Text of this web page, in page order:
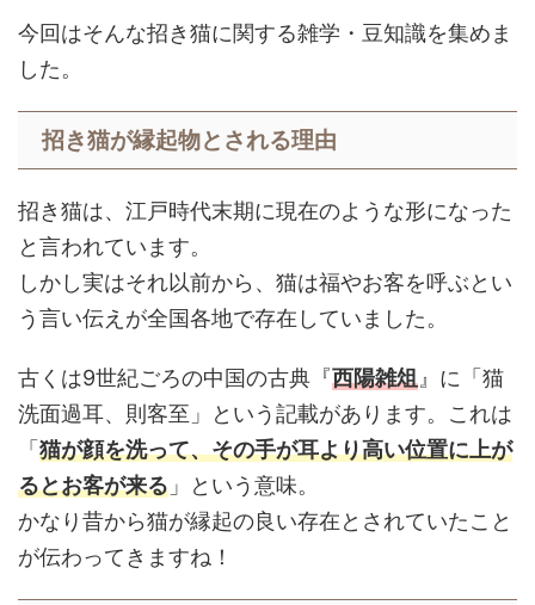
今回はそんな招き猫に関する雑学・豆知識を集めま
した。
招き猫が縁起物とされる理由
招き猫は、江戸時代末期に現在のような形になった
と言われています。
しかし実はそれ以前から、猫は福やお客を呼ぶとい
う言い伝えが全国各地で存在していました。
古くは9世紀ごろの中国の古典『西陽雑俎 』に「猫
洗面過耳、則客至」という記載があります。これは
「 猫が顔を洗って、その手が耳より高い位置に上が
るとお客が来る 」という意味。
かなり昔から猫が縁起の良い存在とされていたこと
が伝わってきますね！